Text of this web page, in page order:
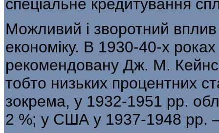
спеціальне кредитування
Можливий і зворотний вплив
еконо­міку. В 1930-40-х
рекомендовану Дж. М.
тобто низьких процент­них
зокрема, у 1932-1951 рр.
2 %; у США у 1937-1948 рр.